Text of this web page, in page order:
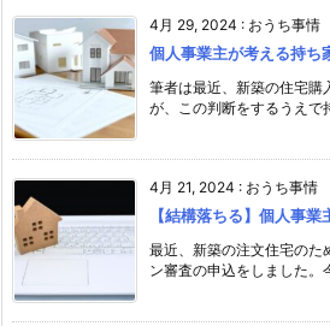
4月 29, 2024 : おうち事情
個人事業主が考える持ち
筆者は最近、新築の住宅購
が、この判断をするうえで
4月 21, 2024 : おうち事情
【結構落ちる】個人事
最近、新築の注文住宅のた
ン審査の申込をしました。